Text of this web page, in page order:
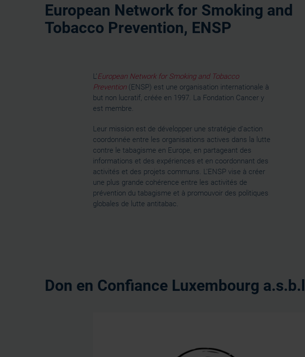
European Network for Smoking and
Tobacco Prevention, ENSP
L’European Network for Smoking and Tobacco
Prevention(ENSP) est une organisation internationale à
but non lucratif, créée en 1997. La Fondation Cancer y
est membre.
Leur mission est de développer une stratégie d'action
coordonnée entre les organisations actives dans la lutte
contre le tabagisme en Europe, en partageant des
informations et des expériences et en coordonnant des
activités et des projets communs. L'ENSP vise à créer
une plus grande cohérence entre les activités de
prévention du tabagisme et à promouvoir des politiques
globales de lutte antitabac.
Don en Confiance Luxembourg a.s.b.l